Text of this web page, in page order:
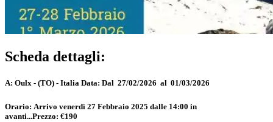
Scheda dettagli:
A: Oulx - (TO) - Italia Data: Dal 27/02/2026 al 01/03/2026
Orario: Arrivo venerdì 27 Febbraio 2025 dalle 14:00 in
avanti...Prezzo: €190